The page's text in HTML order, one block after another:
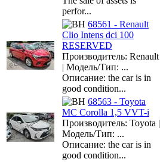
perfor...
68561 - Renault
Clio Intens dci 100
RESERVED
Производитель: Renault
| Модель/Тип: ...
Описание: the car is in
good condition...
68563 - Toyota
MC Corolla 1,5 VVT-i
Производитель: Toyota |
Модель/Тип: ...
Описание: the car is in
good condition...